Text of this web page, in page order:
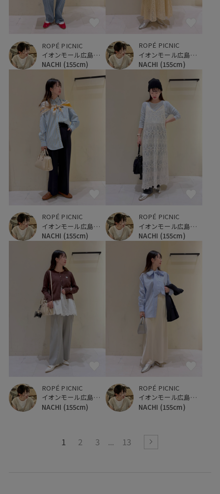
ROPÉ PICNIC
イオンモール広島府中
NACHI (155cm)
ROPÉ PICNIC
イオンモール広島府中
NACHI (155cm)
ROPÉ PICNIC
イオンモール広島府中
NACHI (155cm)
ROPÉ PICNIC
イオンモール広島府中
NACHI (155cm)
ROPÉ PICNIC
イオンモール広島府中
NACHI (155cm)
ROPÉ PICNIC
イオンモール広島府中
NACHI (155cm)
1 2 3 13